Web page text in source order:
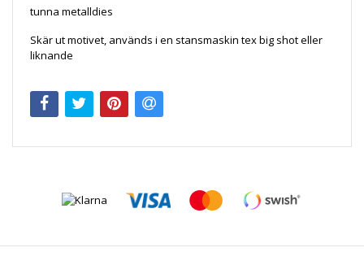
tunna metalldies
Skär ut motivet, används i en stansmaskin tex big shot eller
liknande